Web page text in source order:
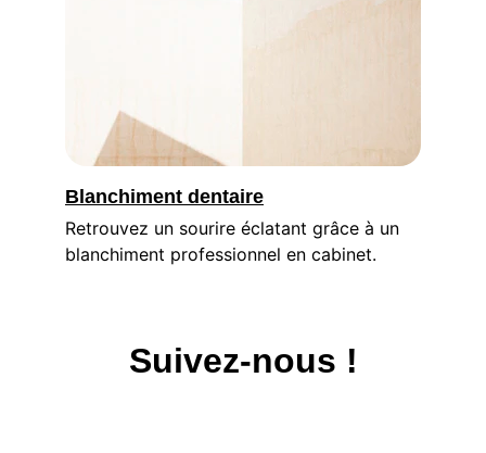
Retrouvez un sourire éclatant grâce à un
blanchiment professionnel en cabinet.
Blanchiment dentaire
Suivez-nous !